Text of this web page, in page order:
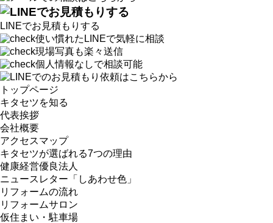
LINEでお見積もりする
使い慣れたLINEで気軽に相談
現場写真も楽々送信
個人情報なしで相談可能
トップページ
キタセツを知る
代表挨拶
会社概要
アクセスマップ
キタセツが選ばれる7つの理由
健康経営優良法人
ニュースレター「しあわせ色」
リフォームの流れ
リフォームサロン
仮住まい・駐車場